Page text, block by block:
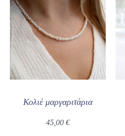
Κολιέ μαργαριτάρια
45,00 €